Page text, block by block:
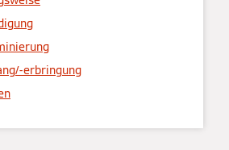
erbringung